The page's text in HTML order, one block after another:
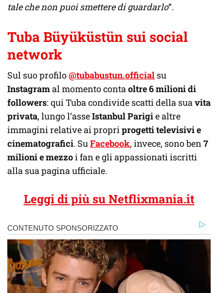
tale che non puoi smettere di guardarlo“.
Tuba Büyüküstün sui social
network
Sul suo profilo@tubabustun.official su
Instagramal momento contaoltre 6 milioni di
followers: qui Tuba condivide scatti della suavita
privata, lungo l’asseIstanbul Parigie altre
immagini relative ai propriprogetti televisivi e
cinematografici. SuFacebook, invece, sono ben7
milioni e mezzoi fan e gli appassionati iscritti
alla sua pagina ufficiale.
Leggi di più su Netflixmania.it